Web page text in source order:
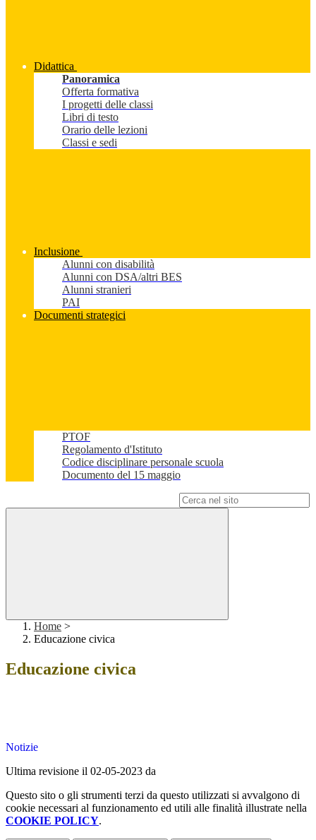
Didattica
Panoramica
Offerta formativa
I progetti delle classi
Libri di testo
Orario delle lezioni
Classi e sedi
Inclusione
Alunni con disabilità
Alunni con DSA/altri BES
Alunni stranieri
PAI
Documenti strategici
PTOF
Regolamento d'Istituto
Codice disciplinare personale scuola
Documento del 15 maggio
Home >
Educazione civica
Educazione civica
Notizie
Ultima revisione il 02-05-2023 da
Questo sito o gli strumenti terzi da questo utilizzati si avvalgono di
cookie necessari al funzionamento ed utili alle finalità illustrate nella
COOKIE POLICY.